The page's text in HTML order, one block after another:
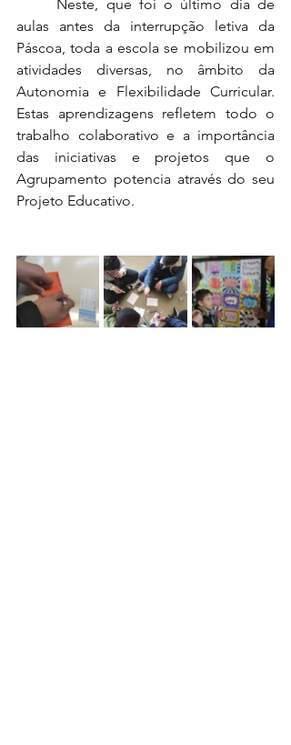
aulas antes da interrupção letiva da
Páscoa, toda a escola se mobilizou em
atividades diversas, no âmbito da
Autonomia e Flexibilidade Curricular.
Estas aprendizagens refletem todo o
trabalho colaborativo e a importância
das iniciativas e projetos que o
Agrupamento potencia através do seu
Projeto Educativo.